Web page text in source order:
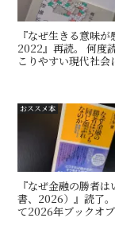
『なぜ生きる意味
2022』再読。 何度
こりやすい現代社会
おススメ本
『なぜ金融の勝者
書、2026）』読了
て2026年ブックオ